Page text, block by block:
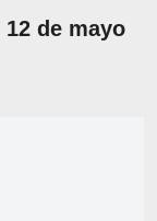
12 de mayo